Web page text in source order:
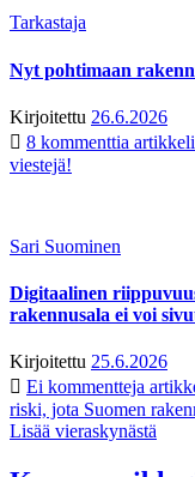
Tarkastaja
Nyt pohtimaan
Kirjoitettu 26.6.2026
8 kommenttia
viestejä!
Sari Suominen
Digitaalinen
rakennusala ei voi
Kirjoitettu 25.6.2026
Ei kommentteja
riski, jota Suomen
Lisää vieraskynästä